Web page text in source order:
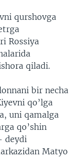
qurshovga
Rossiya
qiladi.
bir necha
qo’lga
uni qamalga
qo’shin
deydi
Matyo